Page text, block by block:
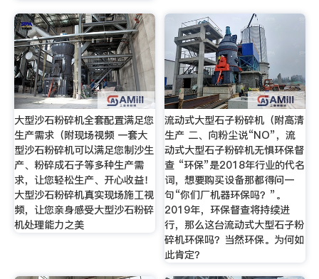
大型沙石粉碎机全套配置满足您
生产需求（附现场视频 一套大
型沙石粉碎机可以满足您制沙生
产、粉碎成石子等多种生产需
求，让您轻松生产、开心收益！
大型沙石粉碎机真实现场施工视
频，让您亲身感受大型沙石粉碎
机处理能力之美
流动式大型石子粉碎机（附高清
生产 二、向粉尘说“NO”，流
动式大型石子粉碎机无惧环保督
查 “环保”是2018年行业的代名
词，想要购买设备那都得问一
句“你们厂机器环保吗？”。
2019年，环保督查将持续进
行，那么这台流动式大型石子粉
碎机环保吗？当然环保。为何如
此肯定？